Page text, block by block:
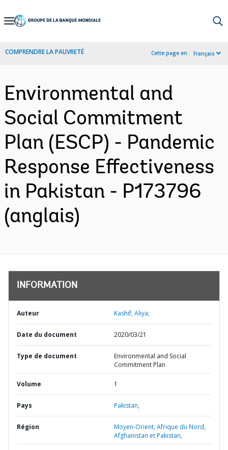
Skip
Navigation
COMPRENDRE LA PAUVRETÉ Cette page en : Français
Environmental and
Social Commitment
Plan (ESCP) - Pandemic
Response Effectiveness
in Pakistan - P173796
(anglais)
INFORMATION
Auteur Kashif, Aliya;
Date du document 2020/03/21
Type de document
Environmental and Social
Commitment Plan
Volume 1
Pays Pakistan,
Région
Moyen-Orient, Afrique du Nord,
Afghanistan et Pakistan,